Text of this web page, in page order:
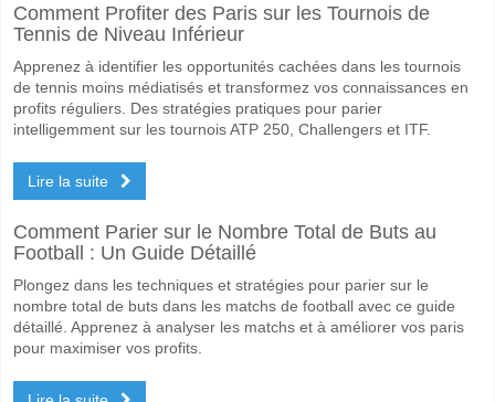
Comment Profiter des Paris sur les Tournois de
Tennis de Niveau Inférieur
Apprenez à identifier les opportunités cachées dans les tournois
de tennis moins médiatisés et transformez vos connaissances en
profits réguliers. Des stratégies pratiques pour parier
intelligemment sur les tournois ATP 250, Challengers et ITF.
Lire la suite
Comment Parier sur le Nombre Total de Buts au
Football : Un Guide Détaillé
Plongez dans les techniques et stratégies pour parier sur le
nombre total de buts dans les matchs de football avec ce guide
détaillé. Apprenez à analyser les matchs et à améliorer vos paris
pour maximiser vos profits.